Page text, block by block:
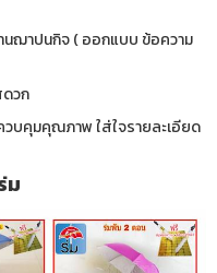
นฌาปนกิจ ( ออกแบบ ข้อความ
วก
บคุมคุณภาพ ใส่ใจรายละเอียด
ม